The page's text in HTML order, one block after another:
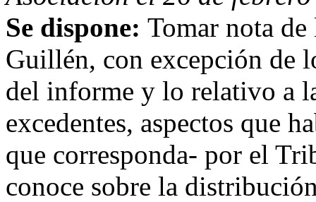
Se dispone: Tomar nota
Guillén, con excepción de
del informe y lo relativo a
excedentes, aspectos que
que corresponda- por el
conoce sobre la